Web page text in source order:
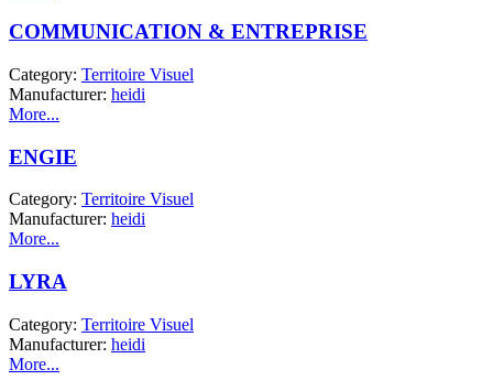
COMMUNICATION & ENTREPRISE
Category: Territoire Visuel
Manufacturer: heidi
More...
ENGIE
Category: Territoire Visuel
Manufacturer: heidi
More...
LYRA
Category: Territoire Visuel
Manufacturer: heidi
More...